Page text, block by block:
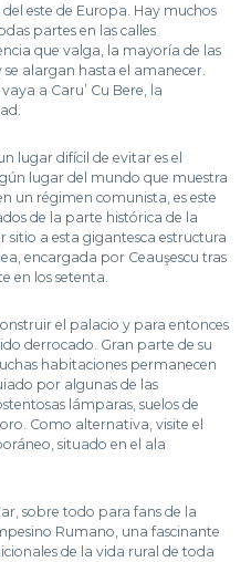
este de Europa. Hay muchos
partes en las calles
que valga, la mayoría de las
alargan hasta el amanecer.
a Caru’ Cu Bere, la
lugar difícil de evitar es el
lugar del mundo que muestra
un régimen comunista, es este
de la parte histórica de la
a esta gigantesca estructura
encargada por Ceauşescu tras
en los setenta.
el palacio y para entonces
derrocado. Gran parte de su
habitaciones permanecen
por algunas de las
lámparas, suelos de
Como alternativa, visite el
situado en el ala
sobre todo para fans de la
Rumano, una fascinante
de la vida rural de toda